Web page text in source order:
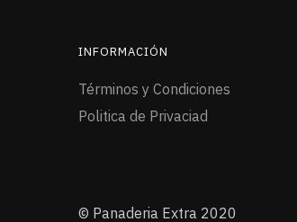
INFORMACIÓN
Términos y Condiciones
Politica de Privaciad
© Panaderia Extra 2020